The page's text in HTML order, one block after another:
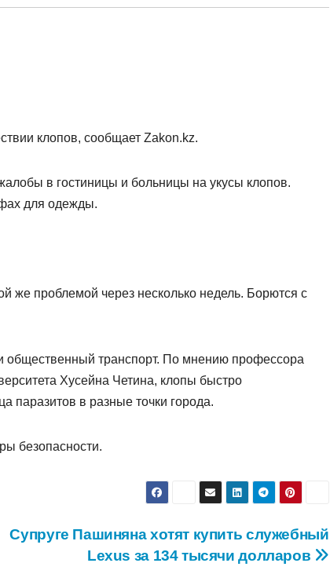
клопов, сообщает Zakon.kz.
в гостиницы и больницы на укусы клопов.
для одежды.
же проблемой через несколько недель. Борются с
общественный транспорт. По мнению профессора
Хусейна Четина, клопы быстро
паразитов в разные точки города.
безопасности.
Супруге Пашиняна хотят купить служебный
Lexus за 134 тысячи долларов